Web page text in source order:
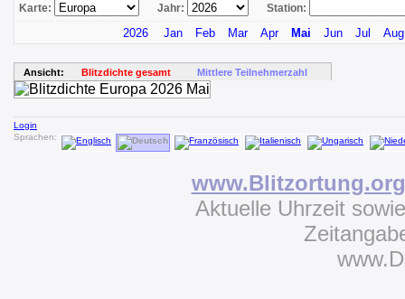
Karte:
Jahr: Station:
2026 Jan Feb Mar Apr Mai Jun Jul Aug
Ansicht: Blitzdichte gesamt Mittlere Teilnehmerzahl
Login
Sprachen:
www.Blitzortung.org
Aktuelle Uhrzeit